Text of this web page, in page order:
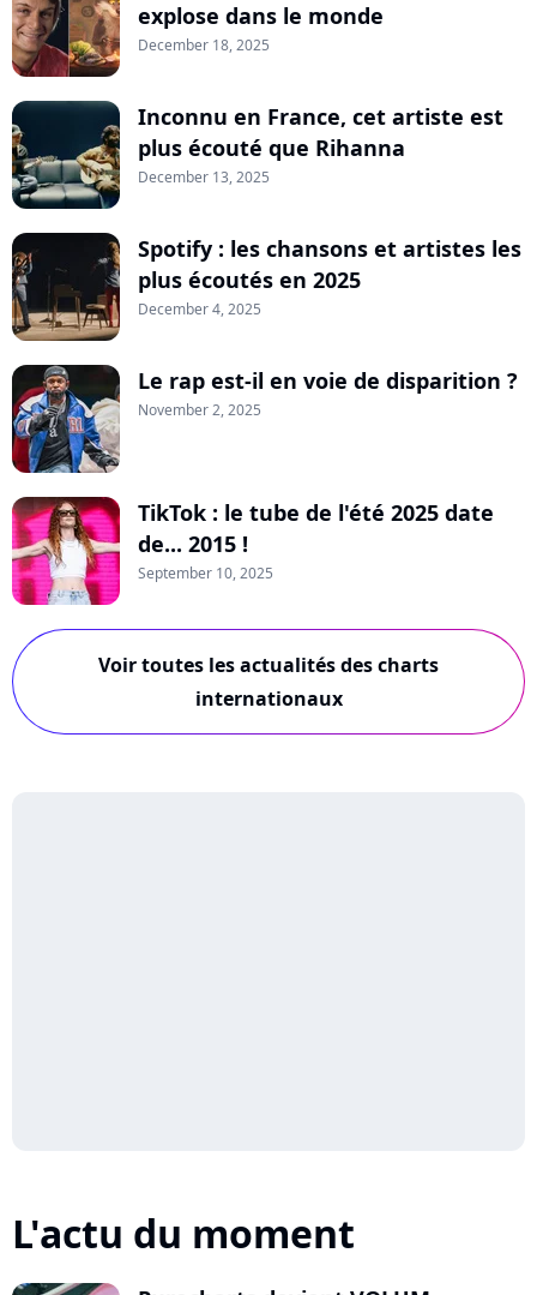
explose dans le monde
December 18, 2025
Inconnu en France, cet artiste est
plus écouté que Rihanna
December 13, 2025
Spotify : les chansons et artistes les
plus écoutés en 2025
December 4, 2025
Le rap est-il en voie de disparition ?
November 2, 2025
TikTok : le tube de l'été 2025 date
de... 2015 !
September 10, 2025
Voir toutes les actualités des charts
internationaux
L'actu du moment